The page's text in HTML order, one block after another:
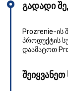
გადადი
Prozrenie-ის
პროდუქტის
დაამატოთ